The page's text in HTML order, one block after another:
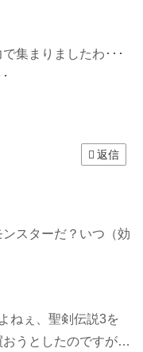
集まりましたわ･･･
返信
スターだ？いつ（効
ねぇ、聖剣伝説3を
おうとしたのですが…